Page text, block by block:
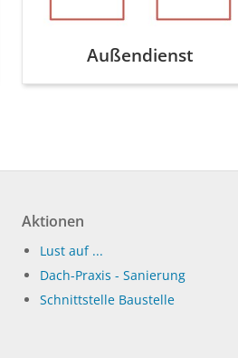
Außendienst
Aktionen
Lust auf ...
Dach-Praxis - Sanierung
Schnittstelle Baustelle